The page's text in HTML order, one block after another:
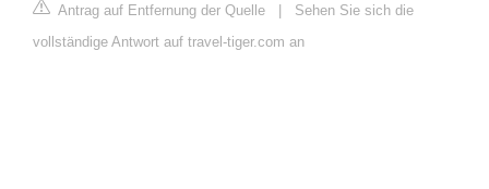
Antrag auf Entfernung der Quelle | Sehen Sie sich die
vollständige Antwort auf travel-tiger.com an